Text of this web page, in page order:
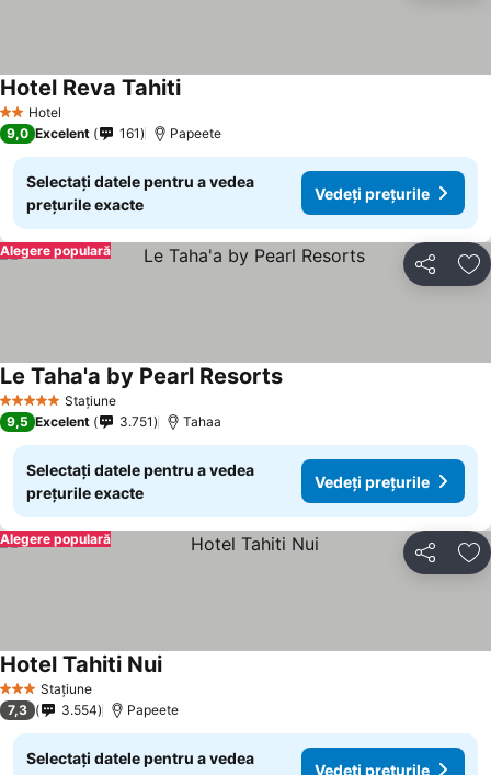
2 SteleHotel
Hotel Reva TahitiVedeți prețurile
9,0 Excelent 161 Papeete
Selectați datele pentru a vedea
prețurile exacte
Vedeți prețurile
Distribuiți
Alegere populară
5 Stele Stațiune
Le Taha'a by Pearl ResortsVedeți prețurile
9,5 Excelent 3.751 Tahaa
Selectați datele pentru a vedea
prețurile exacte
Vedeți prețurile
Distribuiți
Alegere populară
3 SteleStațiune
Hotel Tahiti NuiVedeți prețurile
7,3 3.554 Papeete
Selectați datele pentru a vedea
Vedeți prețurile